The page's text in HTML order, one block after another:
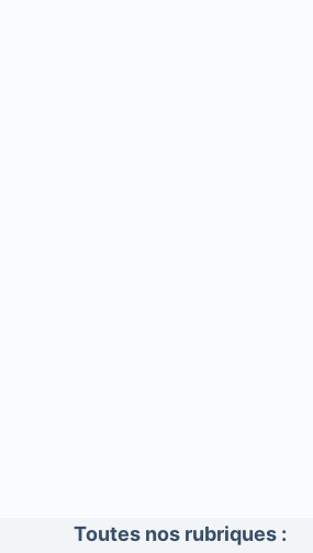
Toutes nos rubriques :